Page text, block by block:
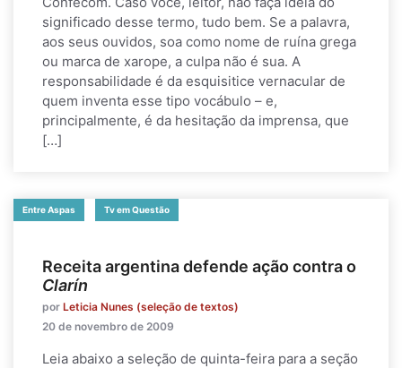
significado desse termo, tudo bem. Se a palavra,
aos seus ouvidos, soa como nome de ruína grega
ou marca de xarope, a culpa não é sua. A
responsabilidade é da esquisitice vernacular de
quem inventa esse tipo vocábulo – e,
principalmente, é da hesitação da imprensa, que
[…]
Entre Aspas Tv em Questão
Receita argentina defende ação contra o
Clarín
por Leticia Nunes (seleção de textos)
20 de novembro de 2009
Leia abaixo a seleção de quinta-feira para a seção